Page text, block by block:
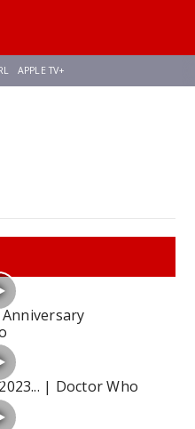
APPLE TV+
| Doctor Who